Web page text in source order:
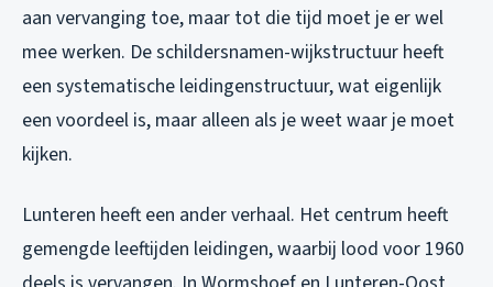
aan vervanging toe, maar tot die tijd moet je er wel
mee werken. De schildersnamen-wijkstructuur heeft
een systematische leidingenstructuur, wat eigenlijk
een voordeel is, maar alleen als je weet waar je moet
kijken.
Lunteren heeft een ander verhaal. Het centrum heeft
gemengde leeftijden leidingen, waarbij lood voor 1960